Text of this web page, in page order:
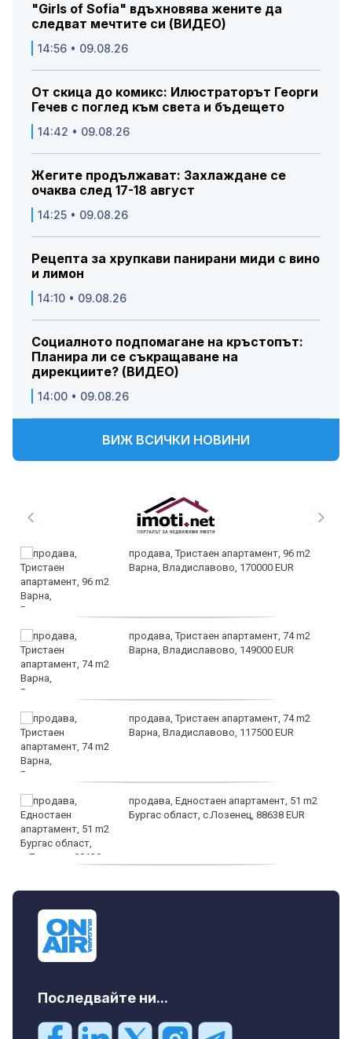
"Girls of Sofia" вдъхновява жените да
следват мечтите си (ВИДЕО)
14:56 • 09.08.26
От скица до комикс: Илюстраторът Георги
Гечев с поглед към света и бъдещето
14:42 • 09.08.26
Жегите продължават: Захлаждане се
очаква след 17-18 август
14:25 • 09.08.26
Рецепта за хрупкави панирани миди с вино
и лимон
14:10 • 09.08.26
Социалното подпомагане на кръстопът:
Планира ли се съкращаване на
дирекциите? (ВИДЕО)
14:00 • 09.08.26
ВИЖ ВСИЧКИ НОВИНИ
продава, Тристаен апартамент, 96 m2
Варна, Владиславово, 170000 EUR
продава, Тристаен апартамент, 74 m2
Варна, Владиславово, 149000 EUR
продава, Тристаен апартамент, 74 m2
Варна, Владиславово, 117500 EUR
продава, Едностаен апартамент, 51 m2
Бургас област, с.Лозенец, 88638 EUR
Последвайте ни...